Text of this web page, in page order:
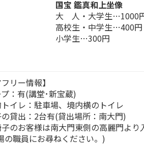
国宝 鑑真和上坐像
大 人・大学生…1000
高校生・中学生…400円
小学生…300円
リー情報】
：有(講堂･新宝蔵)
イレ：駐車場、境内横のトイレ
貸出：2台有(貸出場所：南大門)
のお客様は南大門東側の高麗門より
の職員にお尋ねください。)